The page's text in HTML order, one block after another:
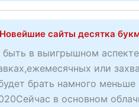
к
м
п
а
н
и
Новейшие сайты десятка
в выигрышном
или
брать намного
в основном